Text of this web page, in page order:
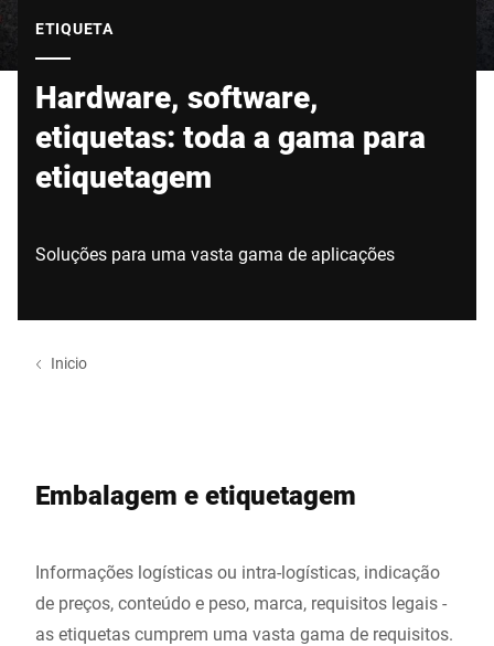
ETIQUETA
Hardware, software,
etiquetas: toda a gama para
etiquetagem
Soluções para uma vasta gama de aplicações
Inicio
Embalagem e etiquetagem
Informações logísticas ou intra-logísticas, indicação
de preços, conteúdo e peso, marca, requisitos legais -
as etiquetas cumprem uma vasta gama de requisitos.